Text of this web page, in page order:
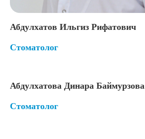
Абдулхатов Ильгиз Рифатович
Стоматолог
Абдулхатова Динара Баймурзова
Стоматолог